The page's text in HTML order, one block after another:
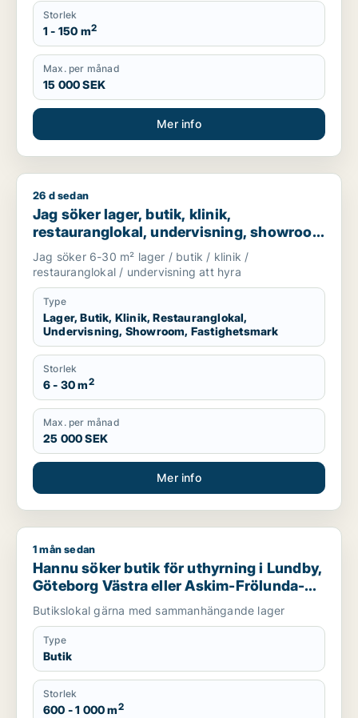
Storlek
1 - 150 m2
Max. per månad
15 000 SEK
Mer info
Jag söker lager, butik, klinik, restauranglokal,
26 d sedan
Jag söker lager, butik, klinik,
restauranglokal, undervisning, showroom
eller fastighetsmark för uthyrning i
Lundby, Göteborg eller Askim-Frölunda-
Högsbo m.fl.
Jag söker 6-30 m² lager / butik / klinik /
restauranglokal / undervisning att hyra
Type
Lager, Butik, Klinik, Restauranglokal,
Undervisning, Showroom, Fastighetsmark
Storlek
6 - 30 m2
Max. per månad
25 000 SEK
Mer info
Hannu söker butik för uthyrning i Lundby, Göteborg Västra
1 mån sedan
Hannu söker butik för uthyrning i Lundby,
Göteborg Västra eller Askim-Frölunda-
Högsbo m.fl.
Butikslokal gärna med sammanhängande lager
Type
Butik
Storlek
600 - 1 000 m2